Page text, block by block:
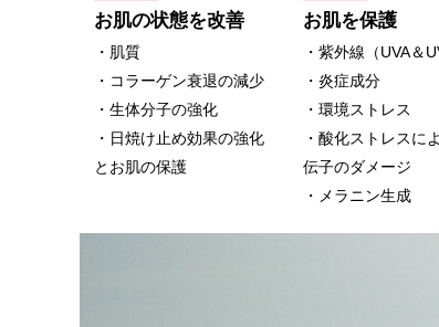
お肌の状態を改善
・肌質
・コラーゲン衰退の減少
・生体分子の強化
・日焼け止め効果の強化
とお肌の保護
お肌を保護
・紫外線（UVA＆
・炎症成分
・環境ストレス
・酸化ストレスに
伝子のダメージ
・メラニン生成